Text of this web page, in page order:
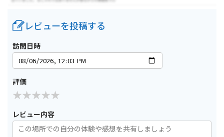
レビューを投稿する
訪問日時
評価
レビュー内容